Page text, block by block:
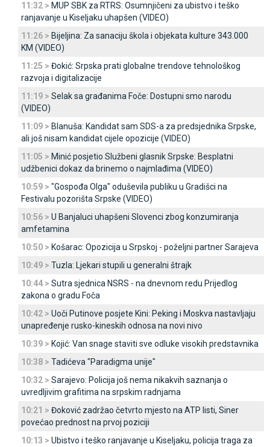
11:32 > MUP SBK za RTRS: Osumnjičeni za ubistvo i teško
ranjavanje u Kiseljaku uhapšen (VIDEO)
11:26 > Bijeljina: Za sanaciju škola i objekata kulture 343.000
KM (VIDEO)
11:25 > Đokić: Srpska prati globalne trendove tehnološkog
razvoja i digitalizacije
11:19 > Selak sa građanima Foče: Dostupni smo narodu
(VIDEO)
11:09 > Blanuša: Kandidat sam SDS-a za predsjednika Srpske,
ali još nisam kandidat cijele opozicije (VIDEO)
11:05 > Minić posjetio Službeni glasnik Srpske: Besplatni
udžbenici dokaz da brinemo o najmlađima (VIDEO)
10:59 > "Gospođa Olga" oduševila publiku u Gradišci na
Festivalu pozorišta Srpske (VIDEO)
10:56 > U Banjaluci uhapšeni Slovenci zbog konzumiranja
amfetamina
10:50 > Košarac: Opozicija u Srpskoj - poželjni partner Sarajeva
10:49 > Tuzla: Ljekari stupili u generalni štrajk
10:44 > Sutra sjednica NSRS - na dnevnom redu Prijedlog
zakona o gradu Foča
10:42 > Uoči Putinove posjete Kini: Peking i Moskva nastavljaju
unapređenje rusko-kineskih odnosa na novi nivo
10:39 > Kojić: Van snage staviti sve odluke visokih predstavnika
10:38 > Tadićeva "Paradigma unije"
10:32 > Sarajevo: Policija još nema nikakvih saznanja o
uvredljivim grafitima na srpskim radnjama
10:21 > Đoković zadržao četvrto mjesto na ATP listi, Siner
povećao prednost na prvoj poziciji
10:13 > Ubistvo i teško ranjavanje u Kiseljaku, policija traga za